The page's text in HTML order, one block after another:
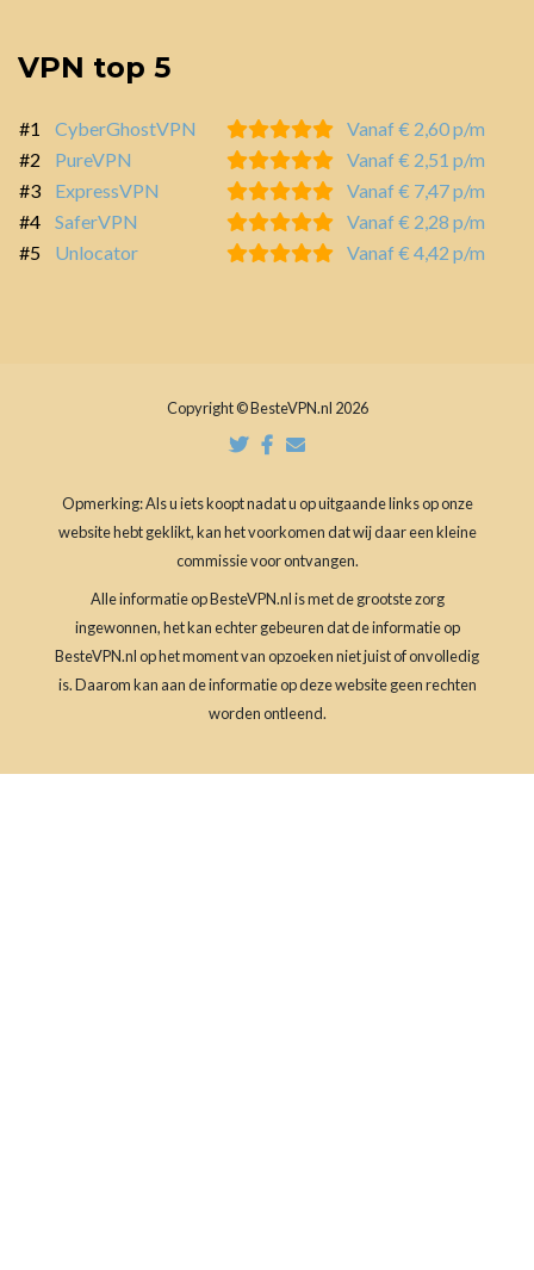
VPN top 5
#1 CyberGhostVPN
Vanaf € 2,60 p/m
#2
PureVPN
Vanaf € 2,51 p/m
#3
ExpressVPN
Vanaf € 7,47 p/m
#4
SaferVPN
Vanaf € 2,28 p/m
#5
Unlocator Vanaf € 4,42 p/m
Copyright © BesteVPN.nl 2026
Opmerking: Als u iets koopt nadat u op uitgaande links op onze
website hebt geklikt, kan het voorkomen dat wij daar een kleine
commissie voor ontvangen.
Alle informatie op BesteVPN.nl is met de grootste zorg
ingewonnen, het kan echter gebeuren dat de informatie op
BesteVPN.nl op het moment van opzoeken niet juist of onvolledig
is. Daarom kan aan de informatie op deze website geen rechten
worden ontleend.